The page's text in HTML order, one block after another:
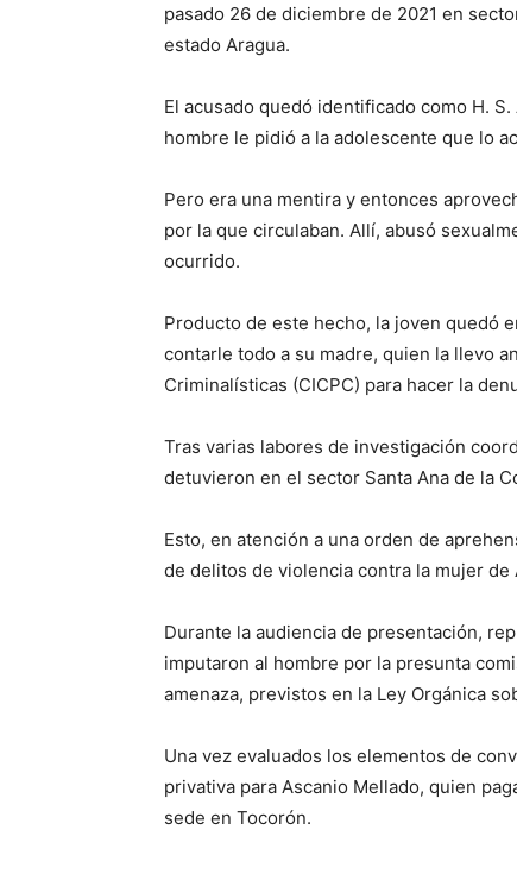
pasado 26 de diciembre de 2021 en
estado Aragua.
El acusado quedó identificado como H.
hombre le pidió a la adolescente que lo
Pero era una mentira y entonces
por la que circulaban. Allí, abusó
ocurrido.
Producto de este hecho, la joven quedó
contarle todo a su madre, quien la llevo
Criminalísticas (CICPC) para hacer la
Tras varias labores de investigación
detuvieron en el sector Santa Ana de la
Esto, en atención a una orden de
de delitos de violencia contra la mujer de
Durante la audiencia de presentación,
imputaron al hombre por la presunta
amenaza, previstos en la Ley Orgánica
Una vez evaluados los elementos de
privativa para Ascanio Mellado, quien
sede en Tocorón.